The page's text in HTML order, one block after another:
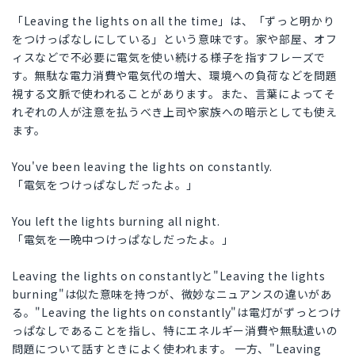
「Leaving the lights on all the time」は、「ずっと明かり
をつけっぱなしにしている」という意味です。家や部屋、オフ
ィスなどで不必要に電気を使い続ける様子を指すフレーズで
す。無駄な電力消費や電気代の増大、環境への負荷などを問題
視する文脈で使われることがあります。また、言葉によってそ
れぞれの人が注意を払うべき上司や家族への暗示としても使え
ます。
You've been leaving the lights on constantly.
「電気をつけっぱなしだったよ。」
You left the lights burning all night.
「電気を一晩中つけっぱなしだったよ。」
Leaving the lights on constantlyと"Leaving the lights
burning"は似た意味を持つが、微妙なニュアンスの違いがあ
る。"Leaving the lights on constantly"は電灯がずっとつけ
っぱなしであることを指し、特にエネルギー消費や無駄遣いの
問題について話すときによく使われます。 一方、"Leaving